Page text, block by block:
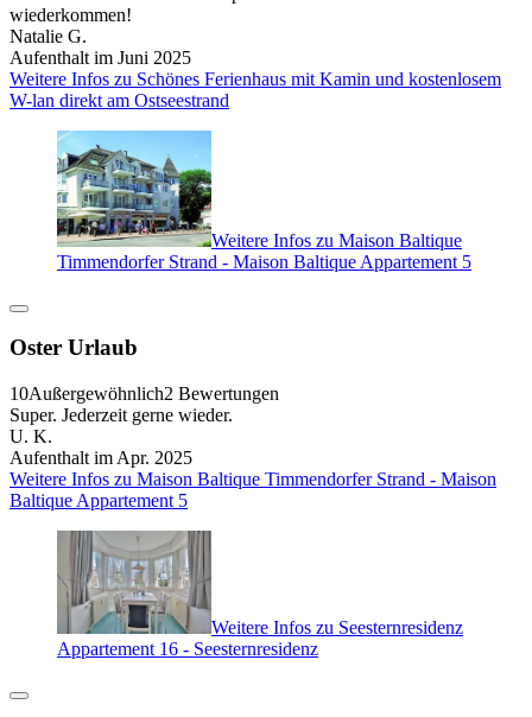
wiederkommen!
Natalie G.
Aufenthalt im Juni 2025
Weitere Infos zu Schönes Ferienhaus mit Kamin und kostenlosem
W-lan direkt am Ostseestrand
Weitere Infos zu Maison Baltique
Timmendorfer Strand - Maison Baltique Appartement 5
Oster Urlaub
10Außergewöhnlich2 Bewertungen
Super. Jederzeit gerne wieder.
U. K.
Aufenthalt im Apr. 2025
Weitere Infos zu Maison Baltique Timmendorfer Strand - Maison
Baltique Appartement 5
Weitere Infos zu Seesternresidenz
Appartement 16 - Seesternresidenz